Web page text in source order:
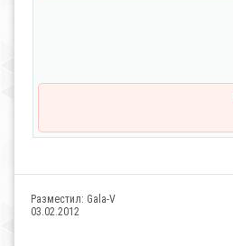
Разместил: Gala-V
03.02.2012